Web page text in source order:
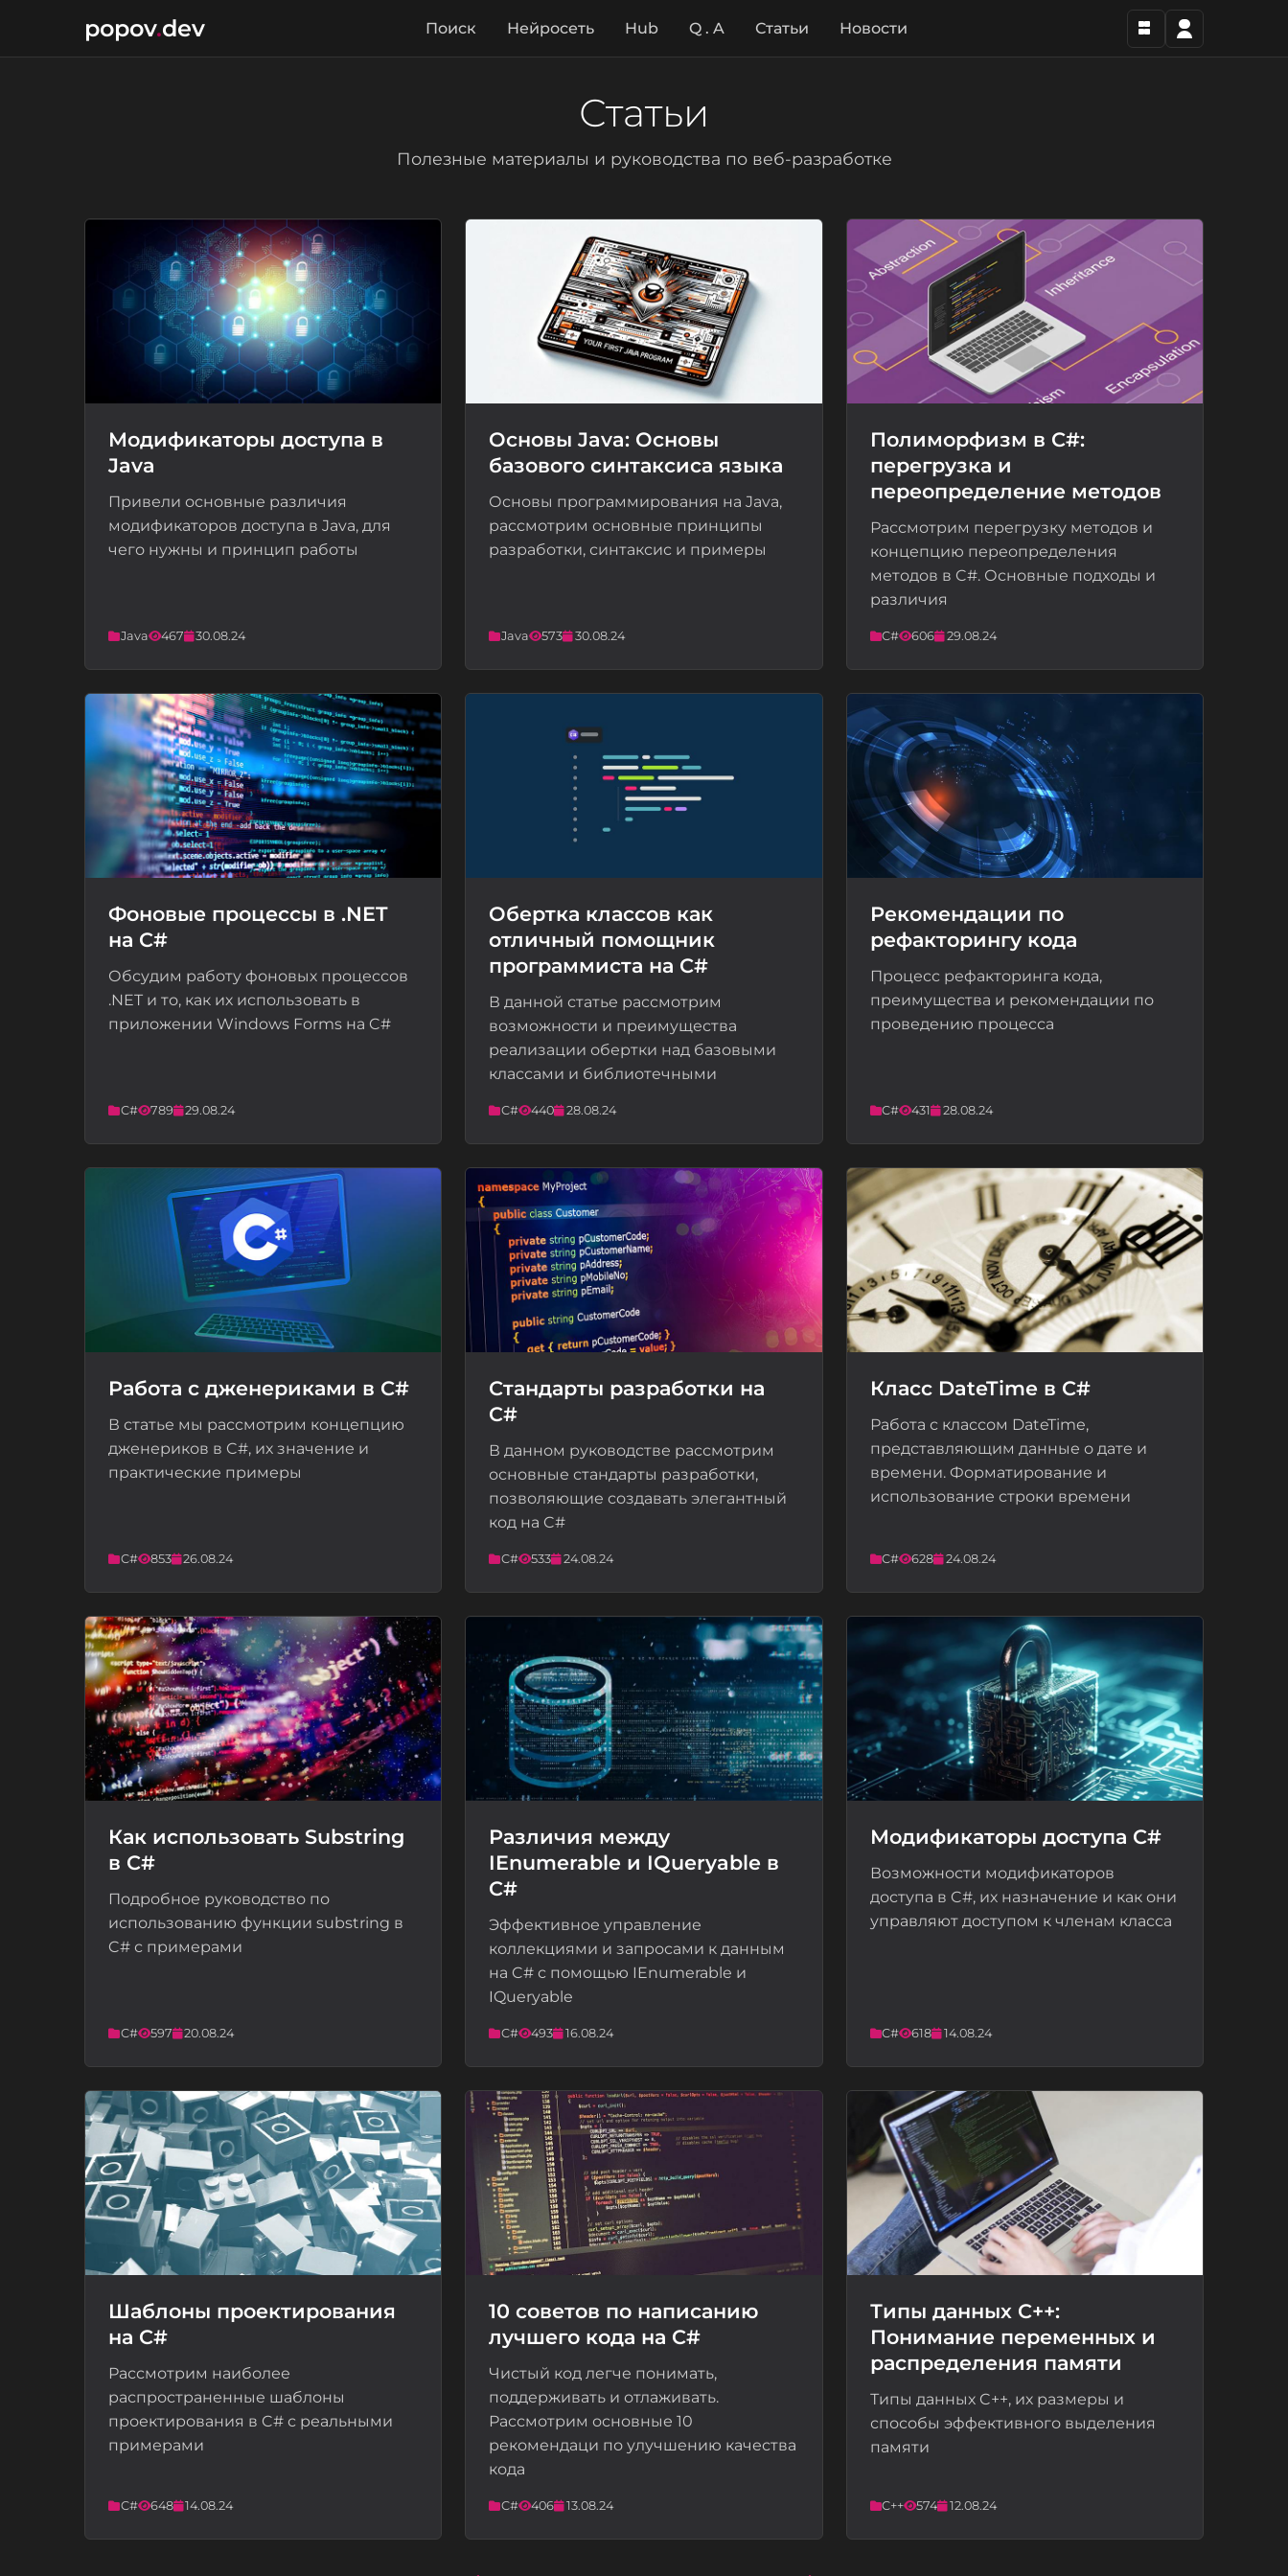
popov.dev Поиск Нейросеть Hub Q . A Статьи Новости
Статьи
Полезные материалы и руководства по веб-разработке
📝
Модификаторы доступа в
Java
Привели основные различия
модификаторов доступа в Java, для
чего нужны и принцип работы
Java 467 30.08.24
📝
Основы Java: Основы
базового синтаксиса языка
Основы программирования на Java,
рассмотрим основные принципы
разработки, синтаксис и примеры
Java 573 30.08.24
📝
Полиморфизм в C#:
перегрузка и
переопределение методов
Рассмотрим перегрузку методов и
концепцию переопределения
методов в C#. Основные подходы и
различия
C# 606 29.08.24
📝
Фоновые процессы в .NET
на C#
Обсудим работу фоновых процессов
.NET и то, как их использовать в
приложении Windows Forms на C#
C# 789 29.08.24
📝
Обертка классов как
отличный помощник
программиста на C#
В данной статье рассмотрим
возможности и преимущества
реализации обертки над базовыми
классами и библиотечными
C# 440 28.08.24
📝
Рекомендации по
рефакторингу кода
Процесс рефакторинга кода,
преимущества и рекомендации по
проведению процесса
C# 431 28.08.24
📝
Работа с дженериками в C#
В статье мы рассмотрим концепцию
дженериков в C#, их значение и
практические примеры
C# 853 26.08.24
📝
Стандарты разработки на
C#
В данном руководстве рассмотрим
основные стандарты разработки,
позволяющие создавать элегантный
код на C#
C# 533 24.08.24
📝
Класс DateTime в C#
Работа с классом DateTime,
представляющим данные о дате и
времени. Форматирование и
использование строки времени
C# 628 24.08.24
📝
Как использовать Substring
в C#
Подробное руководство по
использованию функции substring в
C# с примерами
C# 597 20.08.24
Различия между
IEnumerable и IQueryable в
C#
Эффективное управление
коллекциями и запросами к данным
на C# с помощью IEnumerable и
IQueryable
C# 493 16.08.24
📝
Модификаторы доступа C#
Возможности модификаторов
доступа в C#, их назначение и как они
управляют доступом к членам класса
C# 618 14.08.24
📝
Шаблоны проектирования
на C#
Рассмотрим наиболее
распространенные шаблоны
проектирования в C# с реальными
примерами
C# 648 14.08.24
📝
10 советов по написанию
лучшего кода на C#
Чистый код легче понимать,
поддерживать и отлаживать.
Рассмотрим основные 10
рекомендаци по улучшению качества
кода
C# 406 13.08.24
📝
Типы данных C++:
Понимание переменных и
распределения памяти
Типы данных C++, их размеры и
способы эффективного выделения
памяти
C++ 574 12.08.24